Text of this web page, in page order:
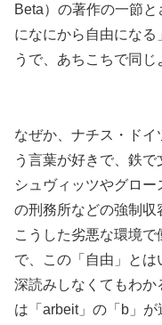
Beta）の著作の一節
になにから自由になる
うで、あちこちで同じ
なぜか、ナチス・ドイ
う言葉が好きで、鉄
シュヴィッツやグロ
の刑務所などの強制収
こうした劣悪な環境
で、この「自由」とは
深読みしなくてもわ
は「arbeit」の「b」